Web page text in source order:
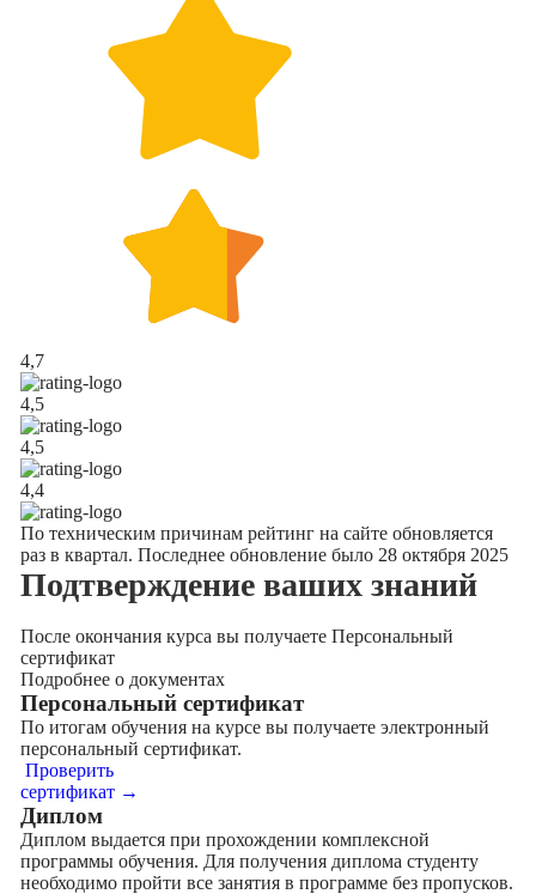
4,7
4,5
4,5
4,4
По техническим причинам рейтинг на сайте обновляется
раз в квартал. Последнее обновление было 28 октября 2025
Подтверждение ваших знаний
После окончания курса вы получаете Персональный
сертификат
Подробнее о документах
Персональный сертификат
По итогам обучения на курсе вы получаете электронный
персональный сертификат.
Проверить
сертификат →
Диплом
Диплом выдается при прохождении комплексной
программы обучения. Для получения диплома студенту
необходимо пройти все занятия в программе без пропусков.